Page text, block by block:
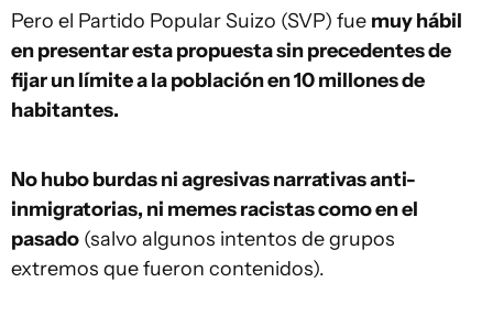
Pero el Partido Popular Suizo (SVP) fue muy hábil
en presentar esta propuesta sin precedentes de
fijar un límite a la población en 10 millones de
habitantes.
No hubo burdas ni agresivas narrativas anti-
inmigratorias, ni memes racistas como en el
pasado (salvo algunos intentos de grupos
extremos que fueron contenidos).